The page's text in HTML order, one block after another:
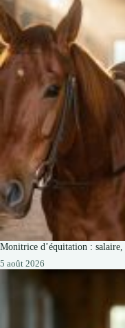
Monitrice d’équitation :
5 août 2026